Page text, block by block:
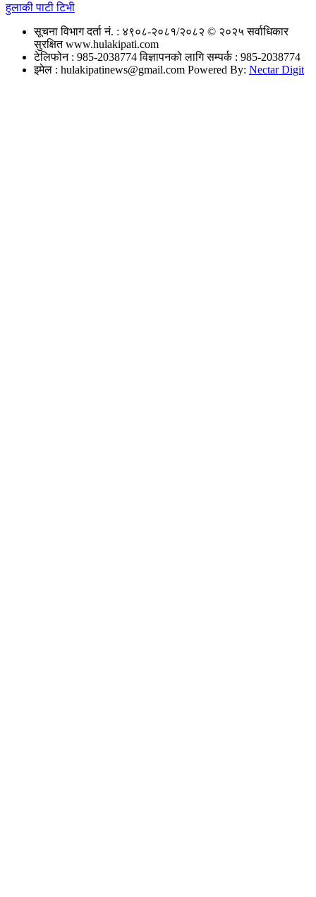
हुलाकी पाटी टिभी
सूचना विभाग दर्ता नं. : ४९०८-२०८१/२०८२ © २०२५ सर्वाधिकार
सुरक्षित www.hulakipati.com
टेलिफोन : 985-2038774विज्ञापनको लागि सम्पर्क : 985-2038774
इमेल : hulakipatinews@gmail.com Powered By: Nectar Digit